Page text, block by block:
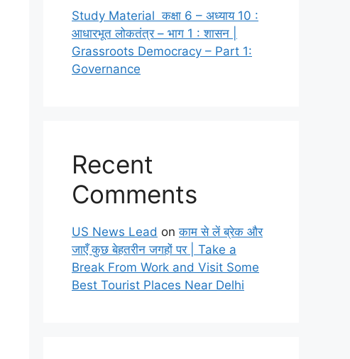
Study Material कक्षा 6 – अध्याय 10 :
आधारभूत लोकतंत्र – भाग 1 : शासन |
Grassroots Democracy – Part 1:
Governance
Recent
Comments
US News Lead onकाम से लें ब्रेक और
जाएँ कुछ बेहतरीन जगहों पर | Take a
Break From Work and Visit Some
Best Tourist Places Near Delhi